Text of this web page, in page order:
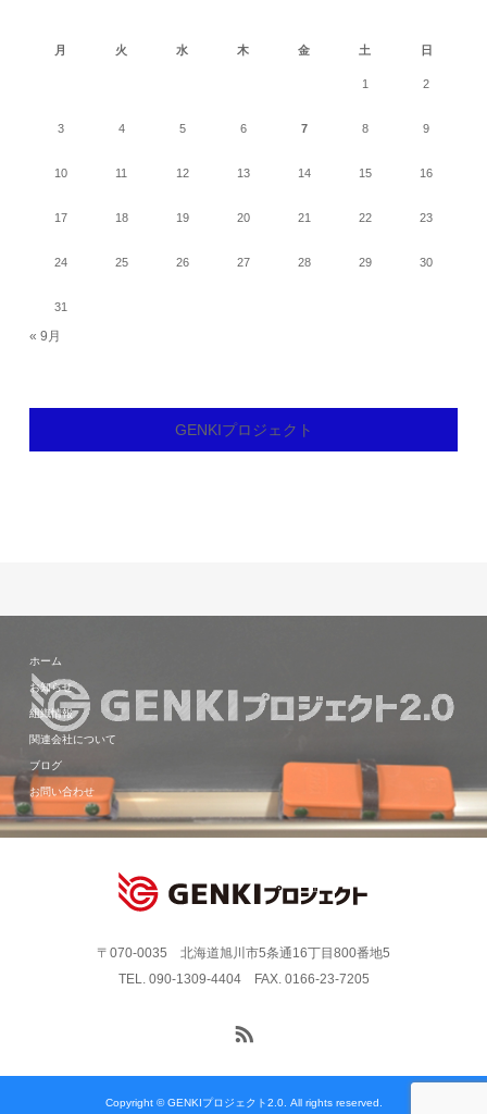
月
火 水 木 金 土 日
1 2
3 4 5 6 7 8 9
10 11 12 13 14 15 16
17 18 19 20 21 22 23
24 25 26 27 28 29 30
31
« 9月
GENKIプロジェクト
ホーム
お知らせ
組織情報
関連会社について
ブログ
お問い合わせ
〒070-0035 北海道旭川市5条通16丁目800番地5
TEL. 090-1309-4404 FAX. 0166-23-7205
Copyright © GENKIプロジェクト2.0. All rights reserved.